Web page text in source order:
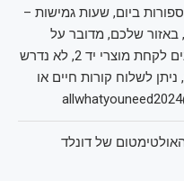
ביום, שעות גמישות –
באזור שלכם, מדובר על
מענה טלפוני ופיזי ללקוחות המעוניינים לקחת מוצרי יד 2, לא נדרש
15000-25000 בחודש, ניתן לשלוח קורות חיים או
של דונלד